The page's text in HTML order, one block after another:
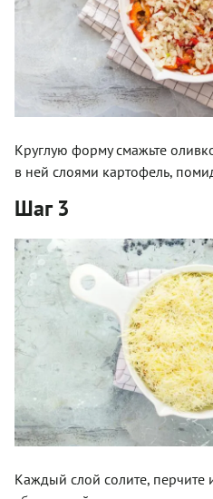
Круглую форму смажьте
в ней слоями картофель,
Шаг 3
Каждый слой солите, перчите